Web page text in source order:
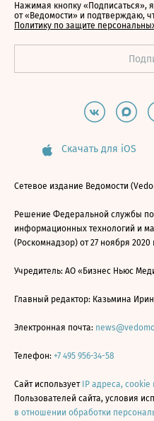
Нажимая кнопку «Подписаться»,
от «Ведомости» и подтверждаю,
Политику по защите
Скачать для iOS
Сетевое издание Ведомости
Решение Федеральной службы
информационных технологий и
(Роскомнадзор) от 27 ноября 2020
Учредитель: АО «Бизнес Ньюс
Главный редактор: Казьмина
Электронная почта:
Телефон: +7 495 956-34-58
Сайт использует IP адреса,
Пользователей сайта, условия
в отношении обработки